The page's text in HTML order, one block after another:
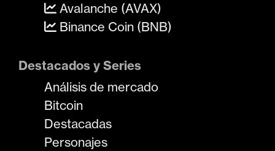
Avalanche (AVAX)
Binance Coin (BNB)
Destacados y Series
Análisis de mercado
Bitcoin
Destacadas
Personajes